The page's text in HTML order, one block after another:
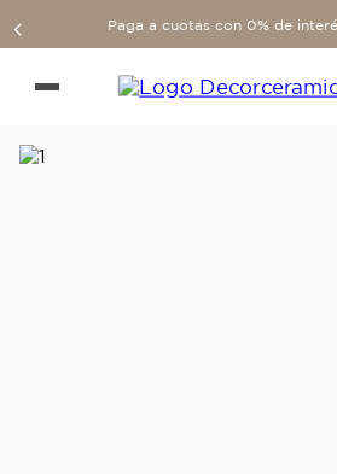
Paga a cuotas con 0% de